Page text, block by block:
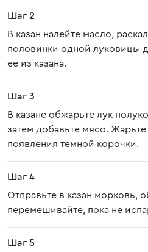
Шаг 2
В казан налейте масло,
половинки одной луковицы
ее из казана.
Шаг 3
В казане обжарьте лук
затем добавьте мясо.
появления темной корочки.
Шаг 4
Отправьте в казан морковь,
перемешивайте, пока не
Шаг 5